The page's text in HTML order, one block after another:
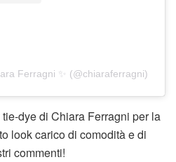
Ferragni ✨ (@chiaraferragni)
dye di Chiara Ferragni per la
look carico di comodità e di
commenti!